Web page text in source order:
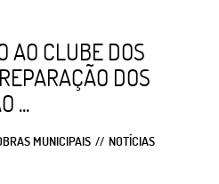
AO CLUBE DOS
DOS
...
MUNICIPAIS NOTÍCIAS